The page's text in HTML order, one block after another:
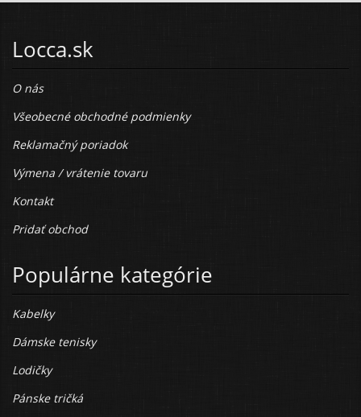
Locca.sk
O nás
Všeobecné obchodné podmienky
Reklamačný poriadok
Výmena / vrátenie tovaru
Kontakt
Pridať obchod
Populárne kategórie
Kabelky
Dámske tenisky
Lodičky
Pánske tričká